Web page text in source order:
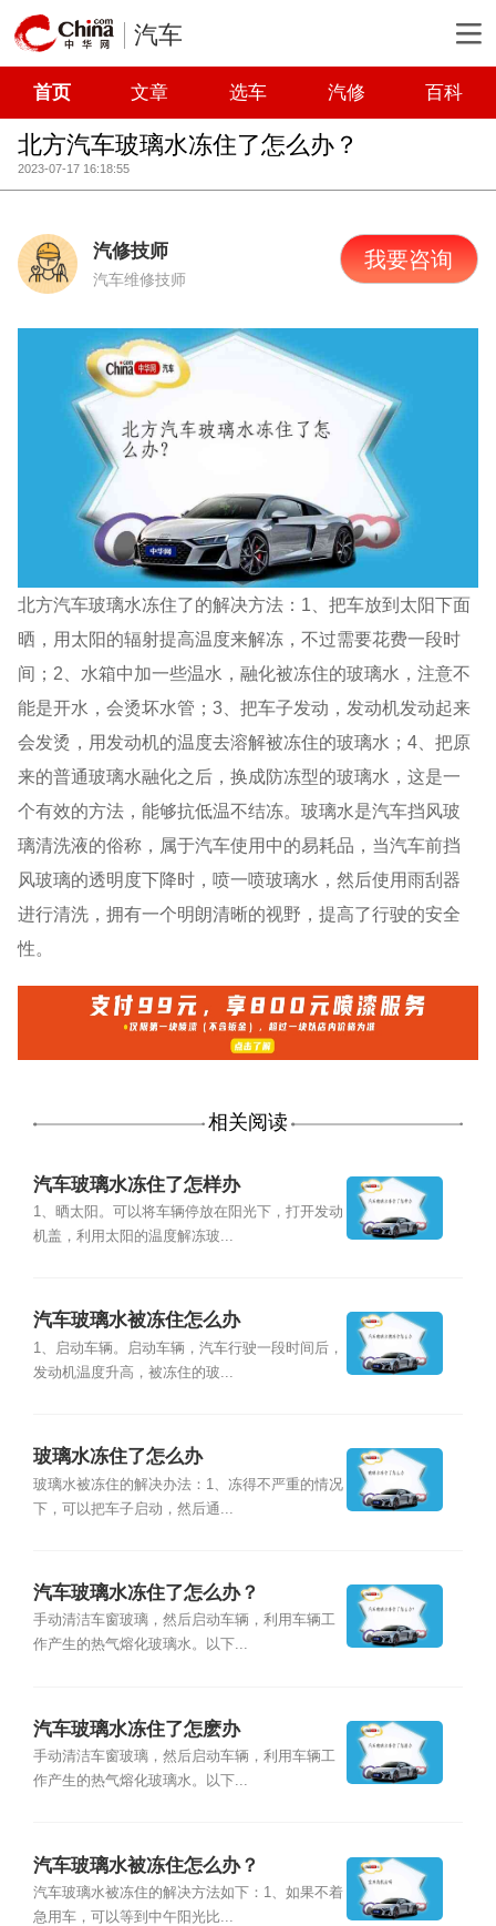
汽车
首页 文章 选车 汽修 百科
北方汽车玻璃水冻住了怎么办？
2023-07-17 16:18:55
汽修技师
汽车维修技师
我要咨询
北方汽车玻璃水冻住了的解决方法：1、把车放到太阳下面
晒，用太阳的辐射提高温度来解冻，不过需要花费一段时
间；2、水箱中加一些温水，融化被冻住的玻璃水，注意不
能是开水，会烫坏水管；3、把车子发动，发动机发动起来
会发烫，用发动机的温度去溶解被冻住的玻璃水；4、把原
来的普通玻璃水融化之后，换成防冻型的玻璃水，这是一
个有效的方法，能够抗低温不结冻。玻璃水是汽车挡风玻
璃清洗液的俗称，属于汽车使用中的易耗品，当汽车前挡
风玻璃的透明度下降时，喷一喷玻璃水，然后使用雨刮器
进行清洗，拥有一个明朗清晰的视野，提高了行驶的安全
性。
相关阅读
汽车玻璃水冻住了怎样办
1、晒太阳。可以将车辆停放在阳光下，打开发动
机盖，利用太阳的温度解冻玻...
汽车玻璃水被冻住怎么办
1、启动车辆。启动车辆，汽车行驶一段时间后，
发动机温度升高，被冻住的玻...
玻璃水冻住了怎么办
玻璃水被冻住的解决办法：1、冻得不严重的情况
下，可以把车子启动，然后通...
汽车玻璃水冻住了怎么办？
手动清洁车窗玻璃，然后启动车辆，利用车辆工
作产生的热气熔化玻璃水。以下...
汽车玻璃水冻住了怎麽办
手动清洁车窗玻璃，然后启动车辆，利用车辆工
作产生的热气熔化玻璃水。以下...
汽车玻璃水被冻住怎么办？
汽车玻璃水被冻住的解决方法如下：1、如果不着
急用车，可以等到中午阳光比...